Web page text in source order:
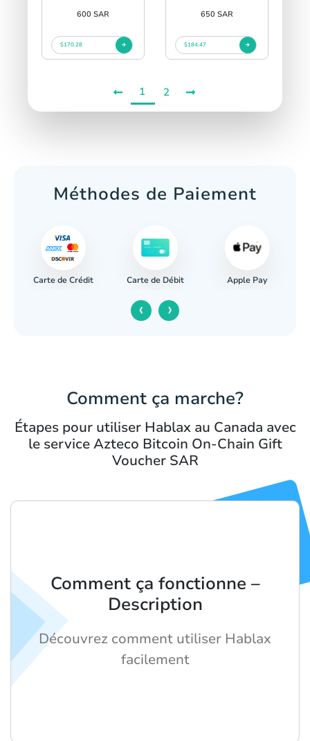
600 SAR
$170.28
650 SAR
$184.47
1 2
Méthodes de Paiement
Carte de Crédit Carte de Débit Apple Pay
‹ ›
Comment ça marche?
Étapes pour utiliser Hablax au Canada avec
le service Azteco Bitcoin On-Chain Gift
Voucher SAR
Comment ça fonctionne –
Description
Découvrez comment utiliser Hablax
facilement